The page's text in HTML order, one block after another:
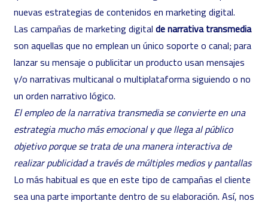
nuevas estrategias de contenidos en marketing digital.
Las campañas de marketing digital de narrativa transmedia
son aquellas que no emplean un único soporte o canal; para
lanzar su mensaje o publicitar un producto usan mensajes
y/o narrativas multicanal o multiplataforma siguiendo o no
un orden narrativo lógico.
El empleo de la narrativa transmedia se convierte en una
estrategia mucho más emocional y que llega al público
objetivo porque se trata de una manera interactiva de
realizar publicidad a través de múltiples medios y pantallas
Lo más habitual es que en este tipo de campañas el cliente
sea una parte importante dentro de su elaboración. Así, nos